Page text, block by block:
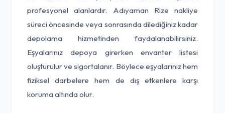
profesyonel alanlardır. Adıyaman Rize nakliye
süreci öncesinde veya sonrasında dilediğiniz kadar
depolama hizmetinden faydalanabilirsiniz.
Eşyalarınız depoya girerken envanter listesi
oluşturulur ve sigortalanır. Böylece eşyalarınız hem
fiziksel darbelere hem de dış etkenlere karşı
koruma altında olur.